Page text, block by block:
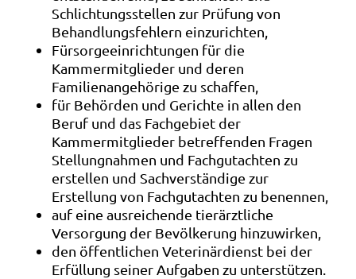
Schlichtungsstellen zur Prüfung von
Behandlungsfehlern einzurichten,
Fürsorgeeinrichtungen für die
Kammermitglieder und deren
Familienangehörige zu schaffen,
für Behörden und Gerichte in allen den
Beruf und das Fachgebiet der
Kammermitglieder betreffenden Fragen
Stellungnahmen und Fachgutachten zu
erstellen und Sachverständige zur
Erstellung von Fachgutachten zu benennen,
auf eine ausreichende tierärztliche
Versorgung der Bevölkerung hinzuwirken,
den öffentlichen Veterinärdienst bei der
Erfüllung seiner Aufgaben zu unterstützen.